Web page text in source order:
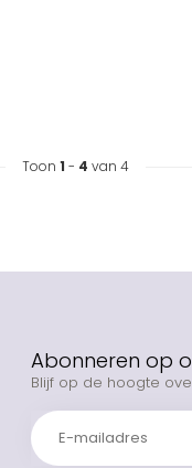
Toon 1 - 4 van 4
Abonneren op
Blijf op de hoogte